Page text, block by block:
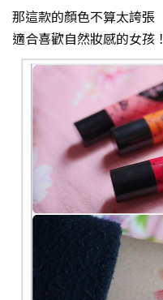
那這款的顏色不算太誇張
適合喜歡自然妝感的女孩！